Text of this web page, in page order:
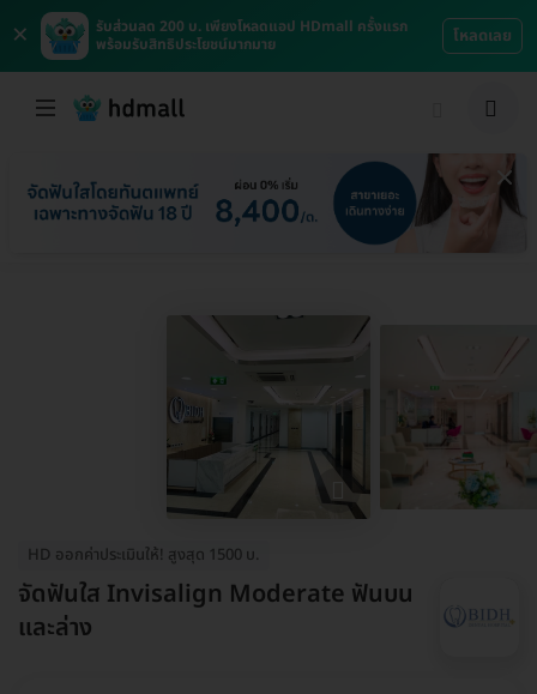
×
รับส่วนลด 200 บ. เพียงโหลดแอป HDmall ครั้งแรก
พร้อมรับสิทธิประโยชน์มากมาย
โหลดเลย
HD ออกค่าประเมินให้! สูงสุด 1500 บ.
จัดฟันใส Invisalign Moderate ฟันบน
และล่าง